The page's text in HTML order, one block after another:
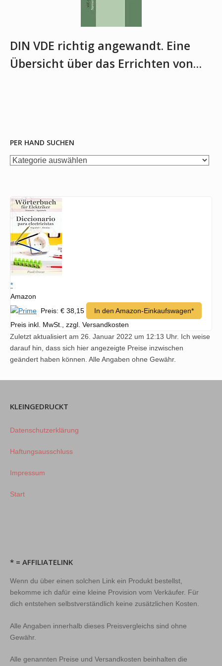
DIN VDE richtig angewandt. Eine
Übersicht über das Errichten von…
PER HAND SUCHEN
per
*
Amazon
Preis: € 38,15
In den Amazon-Einkaufswagen*
Preis inkl. MwSt., zzgl. Versandkosten
Zuletzt aktualisiert am 26. Januar 2022 um 12:13 Uhr. Ich weise
darauf hin, dass sich hier angezeigte Preise inzwischen
geändert haben können. Alle Angaben ohne Gewähr.
KLEINGEDRUCKT
Datenschutzerklärung
Haftungsausschluss
Impressum
Start
* = AFFILIATELINK
Wenn du über einen solchen Link ein Produkt bestellst,
bekomme ich dafür eine kleine Provision vom Verkäufer. Für
dich entstehen selbstverständlich keine zusätzlichen Kosten.
Alle Angaben innerhalb dieses Preisvergleichs sind ohne
Gewähr.
Alle genannten Preise und Versandkosten beinhalten die